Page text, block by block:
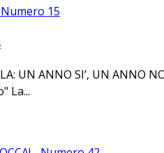
UN ANNO SI’, UN ANNO
La...